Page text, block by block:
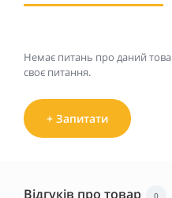
Немає питань про даний
своє питання.
+ Запитати
Відгуків про товар 0